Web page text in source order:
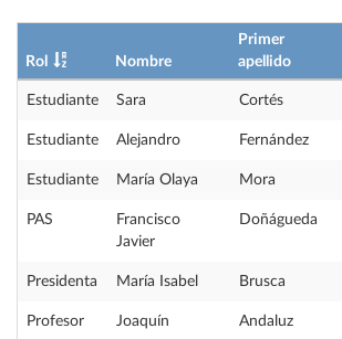
Rol Nombre
Primer
apellido
Estudiante Sara Cortés
Estudiante Alejandro Fernández
Estudiante María Olaya Mora
PAS
Francisco
Javier
Doñágueda
Presidenta María Isabel Brusca
Profesor Joaquín Andaluz